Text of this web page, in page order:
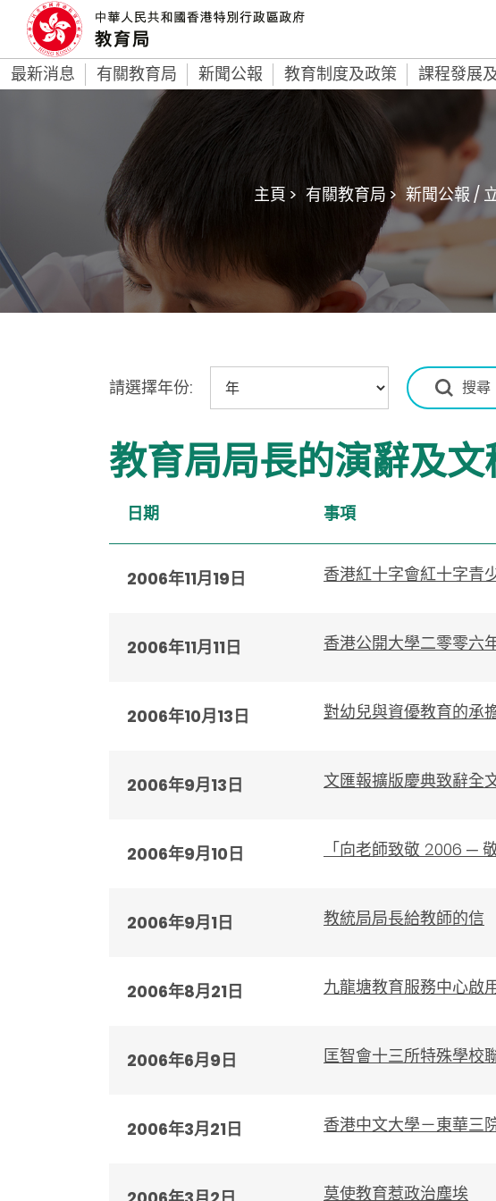
最新消息 有關教育局 新聞公報 教育制度及政策 課程發展
主頁 > 有關教育局 > 新聞公報 /
請選擇年份:
教育局局長的演辭及文
日期 事項
2006年11月19日 香港紅十字會紅十字青
2006年11月11日 香港公開大學二零零六
2006年10月13日 對幼兒與資優教育的承
2006年9月13日 文匯報擴版慶典致辭全
2006年9月10日 「向老師致敬 2006 ─
2006年9月1日 教統局局長給教師的信
2006年8月21日 九龍塘教育服務中心啟
2006年6月9日 匡智會十三所特殊學校
2006年3月21日 香港中文大學－東華三
莫使教育惹政治塵埃